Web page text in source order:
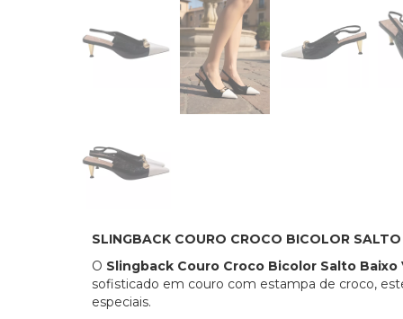
SLINGBACK COURO CROCO BICOLOR
O Slingback Couro Croco Bicolor Salto Baixo
sofisticado em couro com estampa de croco,
especiais.